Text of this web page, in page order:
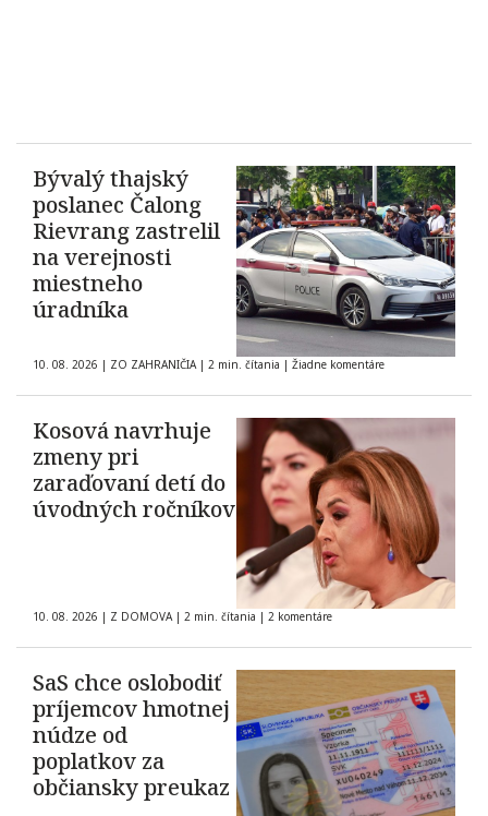
Bývalý thajský
poslanec Čalong
Rievrang zastrelil
na verejnosti
miestneho
úradníka
10. 08. 2026 | ZO ZAHRANIČIA | 2 min. čítania | Žiadne komentáre
Kosová navrhuje
zmeny pri
zaraďovaní detí do
úvodných ročníkov
10. 08. 2026 | Z DOMOVA | 2 min. čítania | 2 komentáre
SaS chce oslobodiť
príjemcov hmotnej
núdze od
poplatkov za
občiansky preukaz